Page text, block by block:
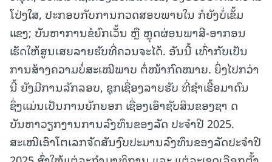
ໂປ່ງໃສ, ປະກອບກັບການກວດສອບພາຍໃນ ກໍຍັງບໍ່ເຂັ້ມ
ແຂງ; ບັນຫາການຂໍຍົກເວັ້ນ ຫຼື ຫຼຸດຜ່ອນພາສີ-ອາກອນ
ເຮັດໃຫ້ສູນເສຍລາຍຮັບທີ່ຄວນຈະໄດ້. ອັນນີ້ ເທົ່າກັບເປັນ
ການສ້າງຄວາມບໍ່ສະເໝີພາບ ຕໍ່ໜ້າກົດໝາຍ. ຍິ່ງໄປກວ່າ
ນີ້ ຍັງມີການລັກລອບ, ຊຸກເຊື່ອງລາຍຮັບ ທີ່ຊໍາເຮື້ອມາດົນ
ຊຶ່ງແມ່ນເປັນການຍັກຍອກ ເຊື່ອງເອົາຊັບສິນຂອງຊາ ດ
ບັນຫາວຽກງານການລົງທຶນຂອງລັດ ປະຈໍາປີ 2025.
ສະເໜີເອົາໂຕເລກຈັດສັນງົບປະມານລົງທຶນຂອງລັດປະຈໍາປີ